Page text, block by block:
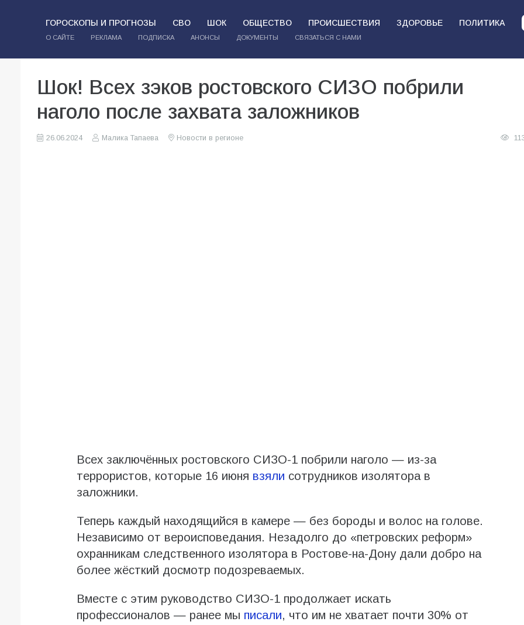
ГОРОСКОПЫ И ПРОГНОЗЫ СВО ШОК ОБЩЕСТВО ПРОИСШЕСТВИЯ ЗДОРОВЬЕ ПОЛИТИКА
О САЙТЕ РЕКЛАМА ПОДПИСКА АНОНСЫ ДОКУМЕНТЫ СВЯЗАТЬСЯ С НАМИ
Шок! Всех зэков ростовского СИЗО побрили
наголо после захвата заложников
26.06.2024 Малика Тапаева Новости в регионе
Всех заключённых ростовского СИЗО-1 побрили наголо — из-за
террористов, которые 16 июня взяли сотрудников изолятора в
заложники.
Теперь каждый находящийся в камере — без бороды и волос на голове.
Независимо от вероисповедания. Незадолго до «петровских реформ»
охранникам следственного изолятора в Ростове-на-Дону дали добро на
более жёсткий досмотр подозреваемых.
Вместе с этим руководство СИЗО-1 продолжает искать
профессионалов — ранее мы писали, что им не хватает почти 30% от